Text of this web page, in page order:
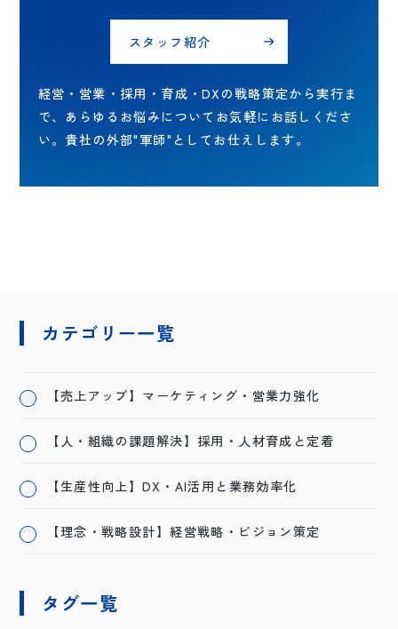
スタッフ紹介
経営・営業・採用・育成・DXの戦略策定から実行ま
で、あらゆるお悩みについてお気軽にお話しくださ
い。貴社の外部"軍師"としてお仕えします。
カテゴリー一覧
【売上アップ】マーケティング・営業力強化
【人・組織の課題解決】採用・人材育成と定着
【生産性向上】DX・AI活用と業務効率化
【理念・戦略設計】経営戦略・ビジョン策定
タグ一覧